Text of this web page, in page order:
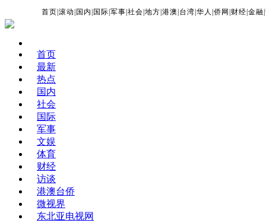
首页 |滚动 国内 国际 |军事 |社会 |地方 |港澳 台湾 |华人 |侨网 财经 |金融 |
首页
最新
热点
国内
社会
国际
军事
文娱
体育
财经
访谈
港澳台侨
微视界
东北亚电视网